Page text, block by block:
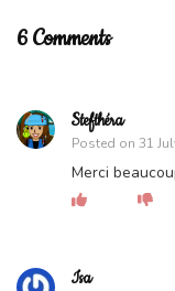
6 Comments
Stefthéra
Posted on 31
Merci
Isa